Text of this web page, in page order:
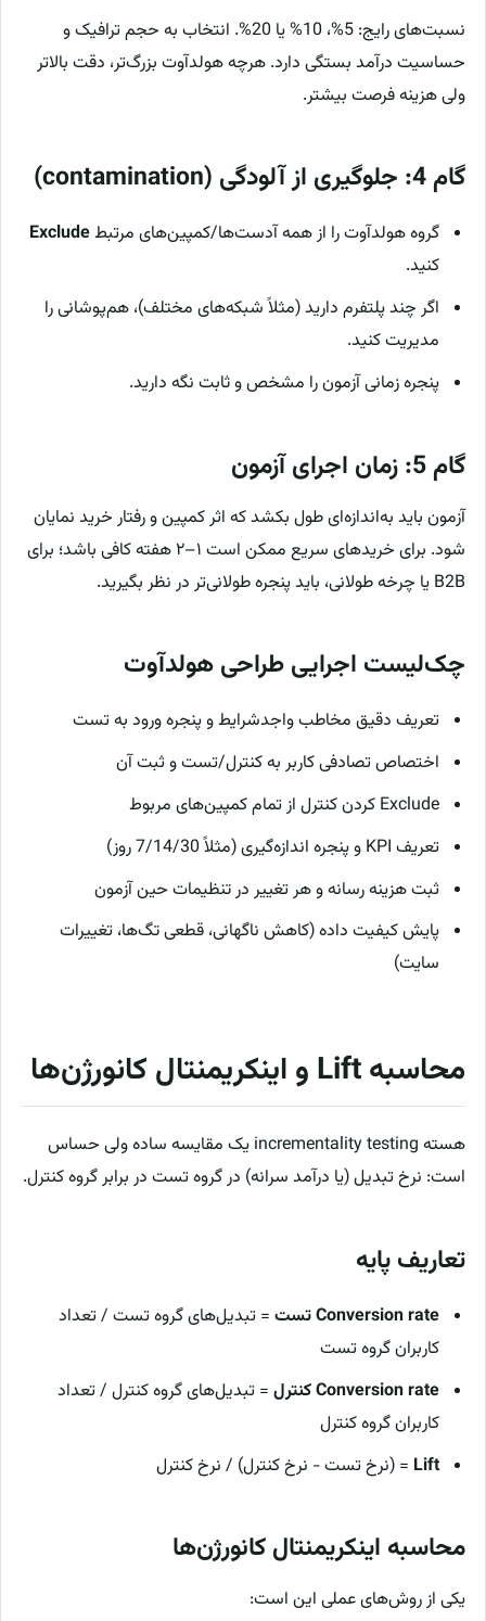
نسبت‌های رایج: 5%، 10% یا 20%. انتخاب به حجم ترافیک و
حساسیت درآمد بستگی دارد. هرچه هولدآوت بزرگ‌تر، دقت بالاتر
ولی هزینه فرصت بیشتر.
گام 4: جلوگیری از آلودگی (contamination)
گروه هولدآوت را از همه آدست‌ها/کمپین‌های مرتبطExclude
کنید.
اگر چند پلتفرم دارید (مثلاً شبکه‌های مختلف)، هم‌پوشانی را
مدیریت کنید.
پنجره زمانی آزمون را مشخص و ثابت نگه دارید.
گام 5: زمان اجرای آزمون
آزمون باید به‌اندازه‌ای طول بکشد که اثر کمپین و رفتار خرید نمایان
شود. برای خریدهای سریع ممکن است ۱–۲ هفته کافی باشد؛ برای
B2B یا چرخه طولانی، باید پنجره طولانی‌تر در نظر بگیرید.
چک‌لیست اجرایی طراحی هولدآوت
تعریف دقیق مخاطب واجدشرایط و پنجره ورود به تست
اختصاص تصادفی کاربر به کنترل/تست و ثبت آن
Exclude کردن کنترل از تمام کمپین‌های مربوط
تعریف KPI و پنجره اندازه‌گیری (مثلاً 7/14/30 روز)
ثبت هزینه رسانه و هر تغییر در تنظیمات حین آزمون
پایش کیفیت داده (کاهش ناگهانی، قطعی تگ‌ها، تغییرات
سایت)
محاسبه Lift و اینکریمنتال کانورژن‌ها
هسته incrementality testing یک مقایسه ساده ولی حساس
است: نرخ تبدیل (یا درآمد سرانه) در گروه تست در برابر گروه کنترل.
تعاریف پایه
Conversion rate تست
= تبدیل‌های گروه تست / تعداد
کاربران گروه تست
Conversion rate کنترل
= تبدیل‌های گروه کنترل / تعداد
کاربران گروه کنترل
Lift = (نرخ تست − نرخ کنترل) / نرخ کنترل
محاسبه اینکریمنتال کانورژن‌ها
یکی از روش‌های عملی این است: